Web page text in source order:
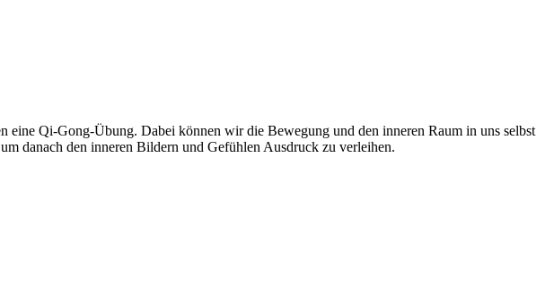
eine Qi-Gong-Übung. Dabei können wir die Bewegung und den inneren Raum in uns selbst
danach den inneren Bildern und Gefühlen Ausdruck zu verleihen.